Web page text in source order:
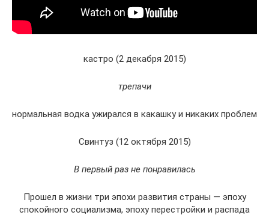
кастро (2 декабря 2015)
трепачи
нормальная водка ужирался в какашку и никаких проблем
Свинтуз (12 октября 2015)
В первый раз не понравилась
Прошел в жизни три эпохи развития страны — эпоху
спокойного социализма, эпоху перестройки и распада